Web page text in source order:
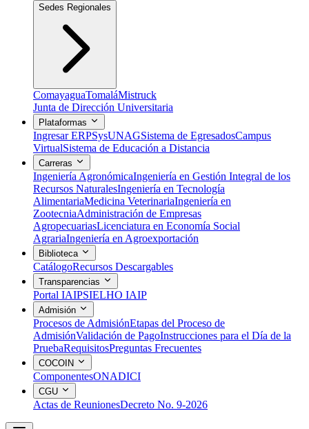
Sedes Regionales
ComayaguaTomaláMistruck
Junta de Dirección Universitaria
Plataformas
Ingresar ERPSysUNAGSistema de EgresadosCampus
VirtualSistema de Educación a Distancia
Carreras
Ingeniería AgronómicaIngeniería en Gestión Integral de los
Recursos NaturalesIngeniería en Tecnología
AlimentariaMedicina VeterinariaIngeniería en
ZootecniaAdministración de Empresas
AgropecuariasLicenciatura en Economía Social
AgrariaIngeniería en Agroexportación
Biblioteca
CatálogoRecursos Descargables
Transparencias
Portal IAIPSIELHO IAIP
Admisión
Procesos de AdmisiónEtapas del Proceso de
AdmisiónValidación de PagoInstrucciones para el Día de la
PruebaRequisitosPreguntas Frecuentes
COCOIN
ComponentesONADICI
CGU
Actas de ReunionesDecreto No. 9-2026